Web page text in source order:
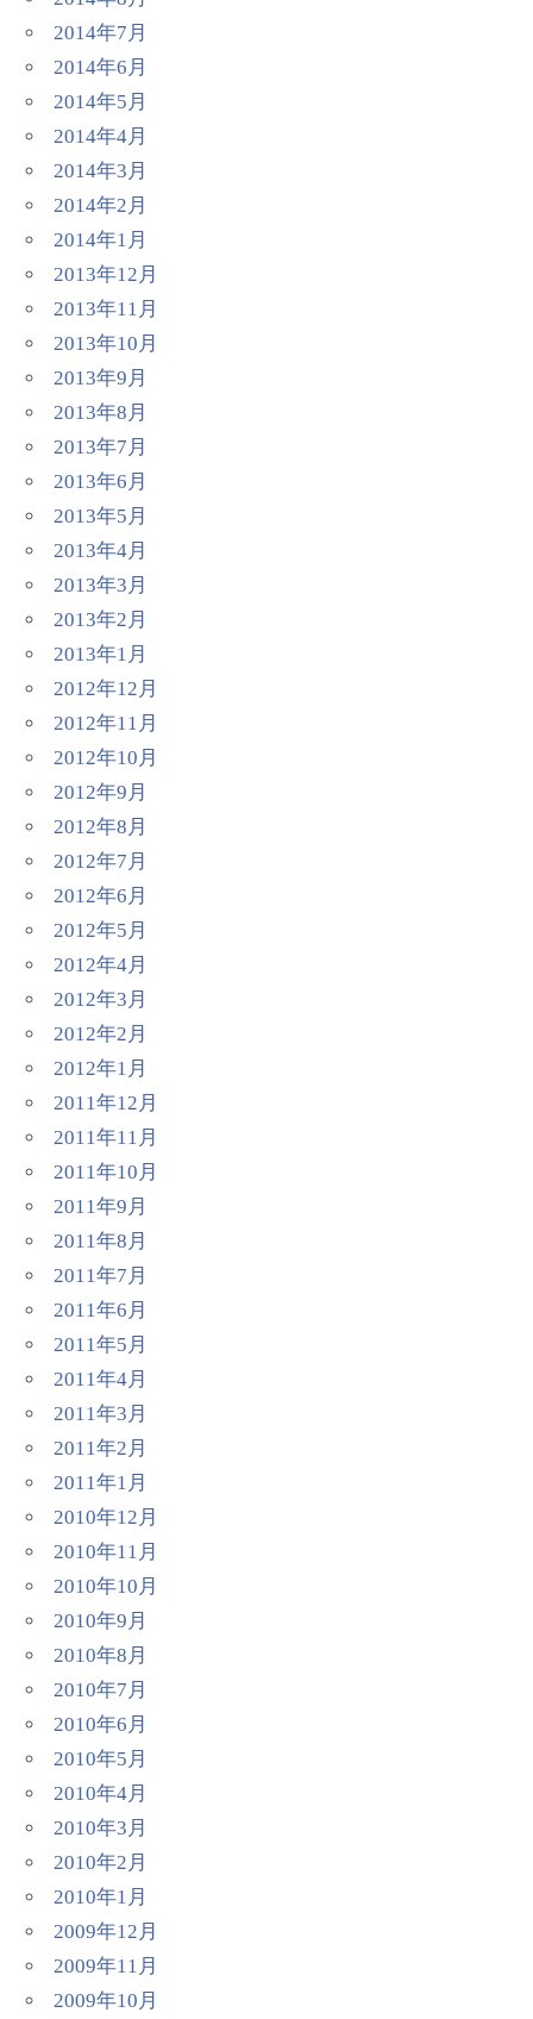
2014年7月
2014年6月
2014年5月
2014年4月
2014年3月
2014年2月
2014年1月
2013年12月
2013年11月
2013年10月
2013年9月
2013年8月
2013年7月
2013年6月
2013年5月
2013年4月
2013年3月
2013年2月
2013年1月
2012年12月
2012年11月
2012年10月
2012年9月
2012年8月
2012年7月
2012年6月
2012年5月
2012年4月
2012年3月
2012年2月
2012年1月
2011年12月
2011年11月
2011年10月
2011年9月
2011年8月
2011年7月
2011年6月
2011年5月
2011年4月
2011年3月
2011年2月
2011年1月
2010年12月
2010年11月
2010年10月
2010年9月
2010年8月
2010年7月
2010年6月
2010年5月
2010年4月
2010年3月
2010年2月
2010年1月
2009年12月
2009年11月
2009年10月